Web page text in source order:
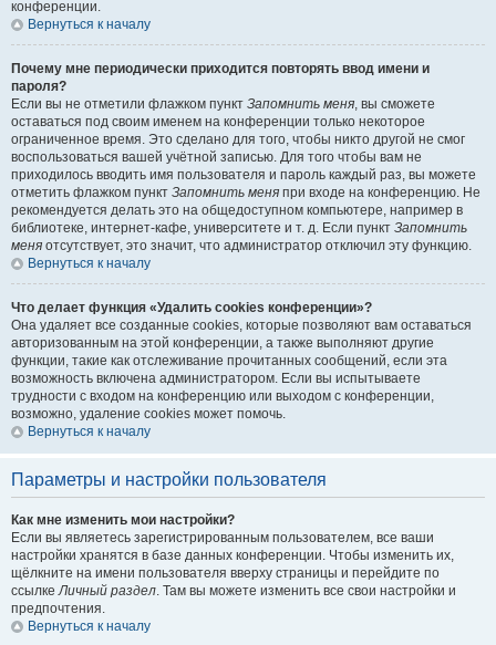
конференции.
Вернуться к началу
Почему мне периодически приходится повторять ввод имени и
пароля?
Если вы не отметили флажком пункт Запомнить меня, вы сможете
оставаться под своим именем на конференции только некоторое
ограниченное время. Это сделано для того, чтобы никто другой не смог
воспользоваться вашей учётной записью. Для того чтобы вам не
приходилось вводить имя пользователя и пароль каждый раз, вы можете
отметить флажком пункт Запомнить меня при входе на конференцию. Не
рекомендуется делать это на общедоступном компьютере, например в
библиотеке, интернет-кафе, университете и т. д. Если пункт Запомнить
меня отсутствует, это значит, что администратор отключил эту функцию.
Вернуться к началу
Что делает функция «Удалить cookies конференции»?
Она удаляет все созданные cookies, которые позволяют вам оставаться
авторизованным на этой конференции, а также выполняют другие
функции, такие как отслеживание прочитанных сообщений, если эта
возможность включена администратором. Если вы испытываете
трудности с входом на конференцию или выходом с конференции,
возможно, удаление cookies может помочь.
Вернуться к началу
Параметры и настройки пользователя
Как мне изменить мои настройки?
Если вы являетесь зарегистрированным пользователем, все ваши
настройки хранятся в базе данных конференции. Чтобы изменить их,
щёлкните на имени пользователя вверху страницы и перейдите по
ссылкеЛичный раздел. Там вы можете изменить все свои настройки и
предпочтения.
Вернуться к началу